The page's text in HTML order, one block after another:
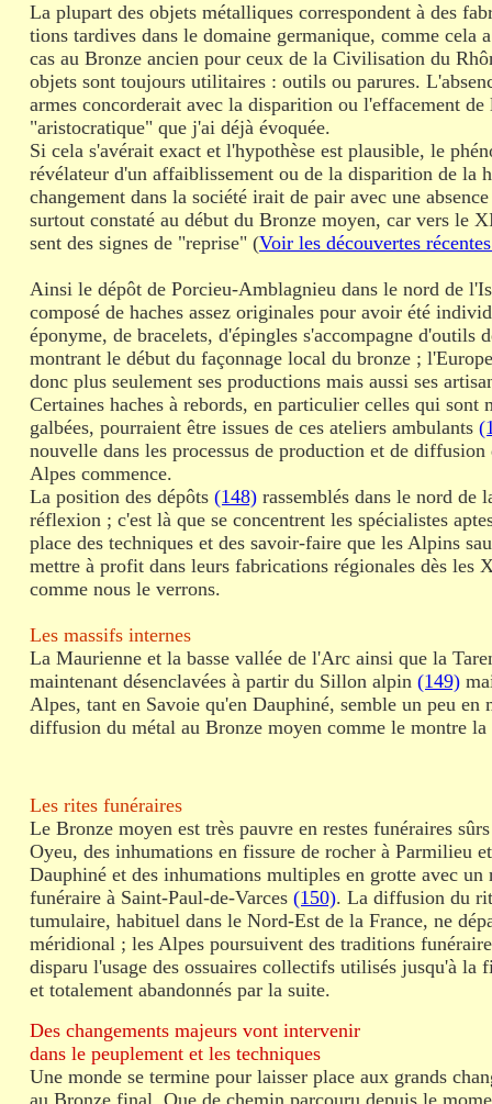
La plupart des objets métalliques correspondent à des
tions tardives dans le domaine germanique, comme cela
cas au Bronze ancien pour ceux de la Civilisation du
objets sont toujours utilitaires : outils ou parures.
armes concorderait avec la disparition ou l'effacement de
"aristocratique" que j'ai déjà évoquée.
Si cela s'avérait exact et l'hypothèse est plausible, le
révélateur d'un affaiblissement ou de la disparition de la
changement dans la société irait de pair avec une
surtout constaté au début du Bronze moyen, car vers le
sent des signes de "reprise" (Voir les découvertes
Ainsi le dépôt de Porcieu-Amblagnieu dans le nord de
composé de haches assez originales pour avoir été
éponyme, de bracelets, d'épingles s'accompagne d'outils
montrant le début du façonnage local du bronze ;
donc plus seulement ses productions mais aussi ses
Certaines haches à rebords, en particulier celles qui sont
galbées, pourraient être issues de ces ateliers ambulants
nouvelle dans les processus de production et de diffusion
Alpes commence.
La position des dépôts (148) rassemblés dans le nord de
réflexion ; c'est là que se concentrent les spécialistes
place des techniques et des savoir-faire que les Alpins
mettre à profit dans leurs fabrications régionales dès les
comme nous le verrons.
Les massifs internes
La Maurienne et la basse vallée de l'Arc ainsi que la
maintenant désenclavées à partir du Sillon alpin (149)
Alpes, tant en Savoie qu'en Dauphiné, semble un peu en
diffusion du métal au Bronze moyen comme le montre la
Les rites funéraires
Le Bronze moyen est très pauvre en restes funéraires
Oyeu, des inhumations en fissure de rocher à Parmilieu
Dauphiné et des inhumations multiples en grotte avec
funéraire à Saint-Paul-de-Varces (150). La diffusion du
tumulaire, habituel dans le Nord-Est de la France, ne
méridional ; les Alpes poursuivent des traditions
disparu l'usage des ossuaires collectifs utilisés jusqu'à la
et totalement abandonnés par la suite.
Des changements majeurs vont intervenir
dans le peuplement et les techniques
Une monde se termine pour laisser place aux grands
au Bronze final. Que de chemin parcouru depuis le